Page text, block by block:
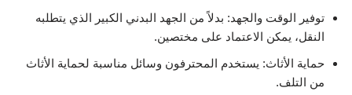
توفير الوقت والجهد: بدلاً من الجهد البدني الكبير الذي يتطلبه
النقل، يمكن الاعتماد على مختصين.
حماية الأثاث: يستخدم المحترفون وسائل مناسبة لحماية الأثاث
من التلف.